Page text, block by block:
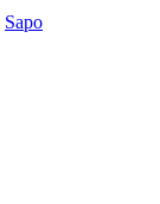
Sapo